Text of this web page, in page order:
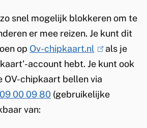
snel mogelijk blokkeren om te
er mee reizen. Je kunt dit
op Ov-chipkaart.nl
l
i
n
als je
account hebt. Je kunt ook
OV-chipkaart bellen via
09 00 09 80 (gebruikelijke
van: